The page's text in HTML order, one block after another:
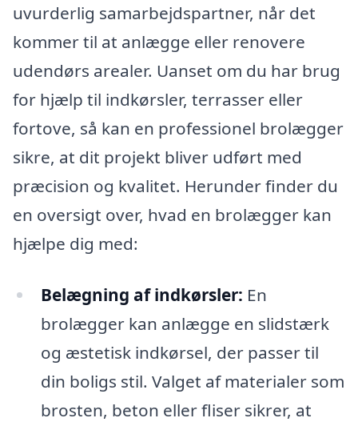
uvurderlig samarbejdspartner, når det
kommer til at anlægge eller renovere
udendørs arealer. Uanset om du har brug
for hjælp til indkørsler, terrasser eller
fortove, så kan en professionel brolægger
sikre, at dit projekt bliver udført med
præcision og kvalitet. Herunder finder du
en oversigt over, hvad en brolægger kan
hjælpe dig med:
Belægning af indkørsler: En
brolægger kan anlægge en slidstærk
og æstetisk indkørsel, der passer til
din boligs stil. Valget af materialer som
brosten, beton eller fliser sikrer, at